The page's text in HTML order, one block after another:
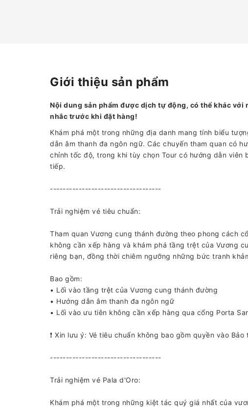
Giới thiệu sản phẩm
Nội dung sản phẩm được dịch tự động, có thể khác với
nhắc trước khi đặt hàng!
Khám phá một trong những địa danh mang tính biểu
dẫn âm thanh đa ngôn ngữ. Các chuyến tham quan có
chỉnh tốc độ, trong khi tùy chọn Tour có hướng dẫn
tiếp.
-----------------------------------
Trải nghiệm vé tiêu chuẩn:
Tham quan Vương cung thánh đường theo phong cách
không cần xếp hàng và khám phá tầng trệt của Vương
riêng bạn, đồng thời chiêm ngưỡng những bức tranh
Bao gồm:
• Lối vào tầng trệt của Vương cung thánh đường
• Hướng dẫn âm thanh đa ngôn ngữ
• Lối vào ưu tiên không cần xếp hàng qua cổng Porta
❗ Xin lưu ý: Vé tiêu chuẩn không bao gồm quyền vào
-----------------------------------
Trải nghiệm vé Pala d'Oro:
Khám phá một trong những kiệt tác quý giá nhất của